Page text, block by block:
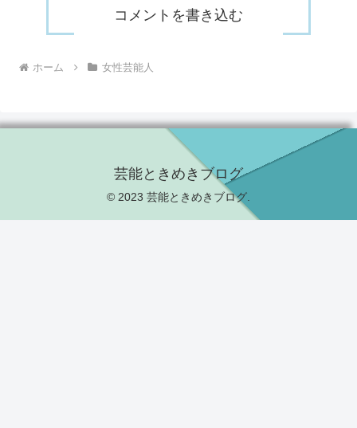
コメントを書き込む
ホーム 女性芸能人
芸能ときめきブログ
© 2023 芸能ときめきブログ.